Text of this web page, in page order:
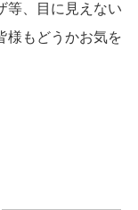
等、目に見えない
様もどうかお気を